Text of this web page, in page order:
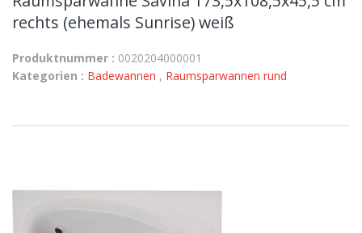
rechts (ehemals Sunrise) weiß
Produktnummer : 0020204000001
Kategorien : Badewannen , Raumsparwannen rund